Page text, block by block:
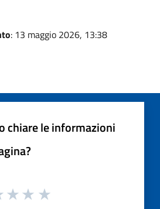
: 13 maggio 2026, 13:38
chiare le informazioni